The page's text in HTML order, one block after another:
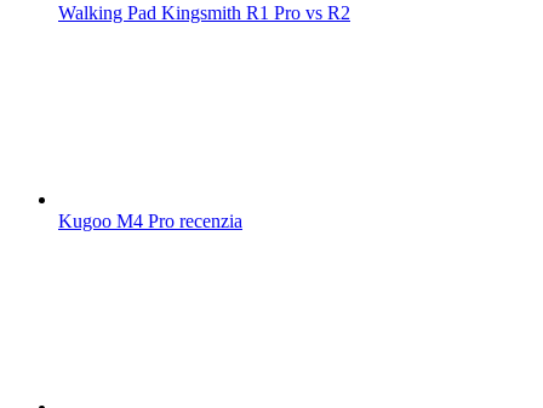
Walking Pad Kingsmith R1 Pro vs R2
Kugoo M4 Pro recenzia